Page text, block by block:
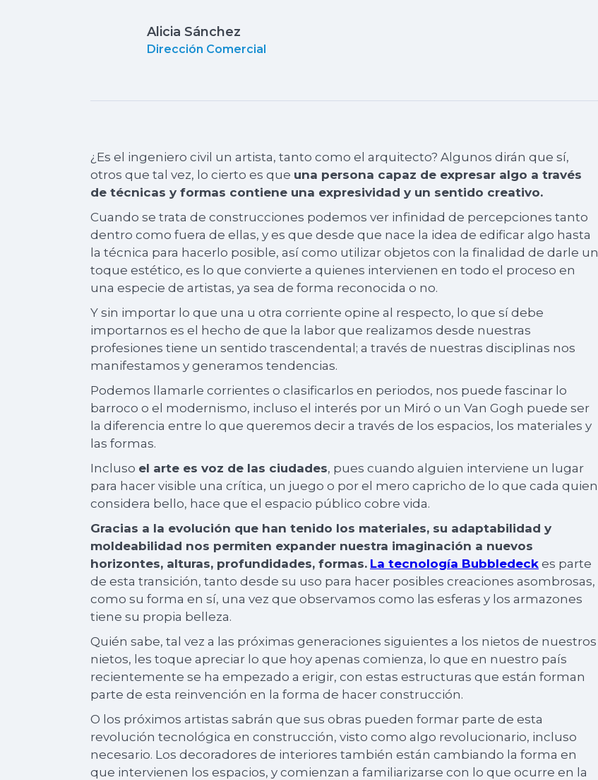
Alicia Sánchez
Dirección Comercial
¿Es el ingeniero civil un artista, tanto como el arquitecto? Algunos dirán que sí,
otros que tal vez, lo cierto es que una persona capaz de expresar algo a través
de técnicas y formas contiene una expresividad y un sentido creativo.
Cuando se trata de construcciones podemos ver infinidad de percepciones tanto
dentro como fuera de ellas, y es que desde que nace la idea de edificar algo hasta
la técnica para hacerlo posible, así como utilizar objetos con la finalidad de darle un
toque estético, es lo que convierte a quienes intervienen en todo el proceso en
una especie de artistas, ya sea de forma reconocida o no.
Y sin importar lo que una u otra corriente opine al respecto, lo que sí debe
importarnos es el hecho de que la labor que realizamos desde nuestras
profesiones tiene un sentido trascendental; a través de nuestras disciplinas nos
manifestamos y generamos tendencias.
Podemos llamarle corrientes o clasificarlos en periodos, nos puede fascinar lo
barroco o el modernismo, incluso el interés por un Miró o un Van Gogh puede ser
la diferencia entre lo que queremos decir a través de los espacios, los materiales y
las formas.
Incluso el arte es voz de las ciudades, pues cuando alguien interviene un lugar
para hacer visible una crítica, un juego o por el mero capricho de lo que cada quien
considera bello, hace que el espacio público cobre vida.
Gracias a la evolución que han tenido los materiales, su adaptabilidad y
moldeabilidad nos permiten expander nuestra imaginación a nuevos
horizontes, alturas, profundidades, formas. La tecnología Bubbledeck es parte
de esta transición, tanto desde su uso para hacer posibles creaciones asombrosas,
como su forma en sí, una vez que observamos como las esferas y los armazones
tiene su propia belleza.
Quién sabe, tal vez a las próximas generaciones siguientes a los nietos de nuestros
nietos, les toque apreciar lo que hoy apenas comienza, lo que en nuestro país
recientemente se ha empezado a erigir, con estas estructuras que están forman
parte de esta reinvención en la forma de hacer construcción.
O los próximos artistas sabrán que sus obras pueden formar parte de esta
revolución tecnológica en construcción, visto como algo revolucionario, incluso
necesario. Los decoradores de interiores también están cambiando la forma en
que intervienen los espacios, y comienzan a familiarizarse con lo que ocurre en la